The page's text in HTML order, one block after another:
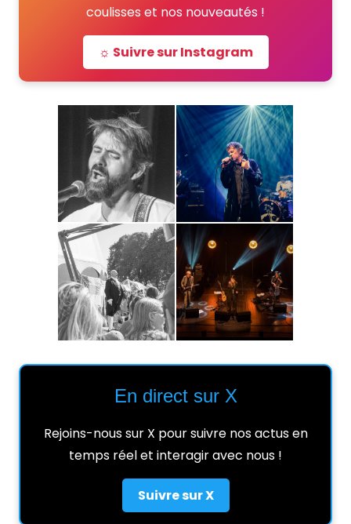
coulisses et nos nouveautés !
☼ Suivre sur Instagram
En direct sur X
Rejoins-nous sur X pour suivre nos actus en
temps réel et interagir avec nous !
Suivre sur X